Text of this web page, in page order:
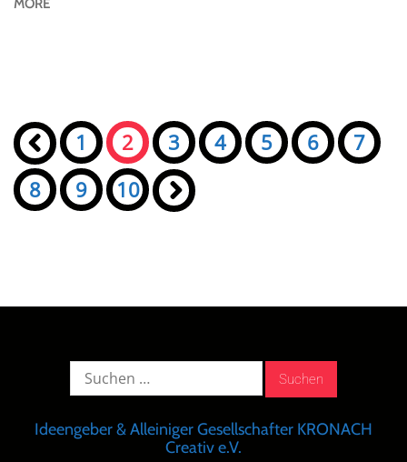
MORE
Seiten:
« 1 2 3 4 5 6
7
8
9 10 »
Suche
Ideengeber & Alleiniger Gesellschafter KRONACH
Creativ e.V.